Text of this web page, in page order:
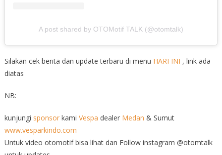
A post shared by OTOMotif TALK (@otomtalk)
Silakan cek berita dan update terbaru di menu HARI INI , link ada
diatas
NB:
kunjungi sponsorkami Vespa dealer Medan & Sumut
www.vesparkindo.com
Untuk video otomotif bisa lihat dan Follow instagram @otomtalk